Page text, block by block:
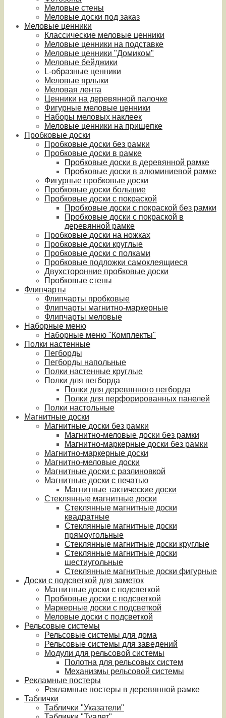
Меловые стены
Меловые доски под заказ
Меловые ценники
Классические меловые ценники
Меловые ценники на подставке
Меловые ценники "Домиком"
Меловые бейджики
L-образные ценники
Меловые ярлыки
Меловая лента
Ценники на деревянной палочке
Фигурные меловые ценники
Наборы меловых наклеек
Меловые ценники на прищепке
Пробковые доски
Пробковые доски без рамки
Пробковые доски в рамке
Пробковые доски в деревянной рамке
Пробковые доски в алюминиевой рамке
Фигурные пробковые доски
Пробковые доски большие
Пробковые доски с покраской
Пробковые доски с покраской без рамки
Пробковые доски с покраской в
деревянной рамке
Пробковые доски на ножках
Пробковые доски круглые
Пробковые доски с полками
Пробковые подложки самоклеящиеся
Двухсторонние пробковые доски
Пробковые стены
Флипчарты
Флипчарты пробковые
Флипчарты магнитно-маркерные
Флипчарты меловые
Наборные меню
Наборные меню "Комплекты"
Полки настенные
Пегборды
Пегборды напольные
Полки настенные круглые
Полки для пегборда
Полки для деревянного пегборда
Полки для перфорированных панелей
Полки настольные
Магнитные доски
Магнитные доски без рамки
Магнитно-меловые доски без рамки
Магнитно-маркерные доски без рамки
Магнитно-маркерные доски
Магнитно-меловые доски
Магнитные доски с разлиновкой
Магнитные доски с печатью
Магнитные тактические доски
Стеклянные магнитные доски
Стеклянные магнитные доски
квадратные
Стеклянные магнитные доски
прямоугольные
Стеклянные магнитные доски круглые
Стеклянные магнитные доски
шестиугольные
Стеклянные магнитные доски фигурные
Доски с подсветкой для заметок
Магнитные доски с подсветкой
Пробковые доски с подсветкой
Маркерные доски с подсветкой
Меловые доски с подсветкой
Рельсовые системы
Рельсовые системы для дома
Рельсовые системы для заведений
Модули для рельсовой системы
Полотна для рельсовых систем
Механизмы рельсовой системы
Рекламные постеры
Рекламные постеры в деревянной рамке
Таблички
Таблички "Указатели"